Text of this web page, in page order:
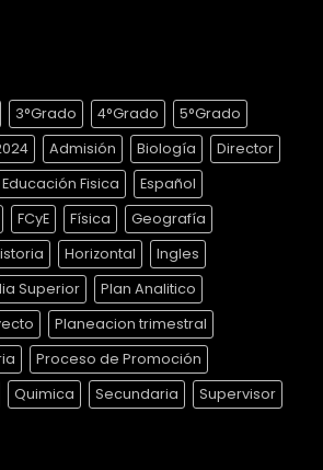
3°Grado 4°Grado
5°Grado
Admisión Biología
Director
Educación Fisica
Español
FCyE Física
Geografía
Horizontal
Ingles
Superior
Plan Analitico
Planeacion trimestral
Proceso de Promoción
Quimica Secundaria
Supervisor